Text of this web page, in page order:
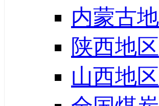
内蒙古
陕西地区
山西地区